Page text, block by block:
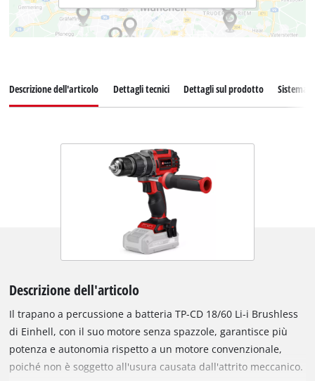
Descrizione dell'articolo Dettagli tecnici Dettagli sul prodotto Sistema
Descrizione dell'articolo
Il trapano a percussione a batteria TP-CD 18/60 Li-i Brushless
di Einhell, con il suo motore senza spazzole, garantisce più
potenza e autonomia rispetto a un motore convenzionale,
poiché non è soggetto all'usura causata dall'attrito meccanico.